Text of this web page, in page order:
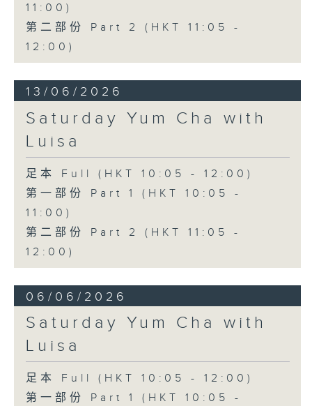
11:00)
第二部份 Part 2 (HKT 11:05 -
12:00)
13/06/2026
Saturday Yum Cha with
Luisa
足本 Full (HKT 10:05 - 12:00)
第一部份 Part 1 (HKT 10:05 -
11:00)
第二部份 Part 2 (HKT 11:05 -
12:00)
06/06/2026
Saturday Yum Cha with
Luisa
足本 Full (HKT 10:05 - 12:00)
第一部份 Part 1 (HKT 10:05 -